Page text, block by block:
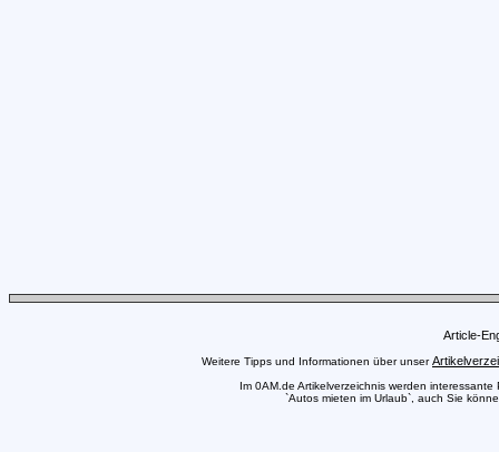
Article-
Weitere Tipps und Informationen über unser
Im 0AM.de Artikelverzeichnis werden
`Autos mieten im Urlaub`, auch Sie